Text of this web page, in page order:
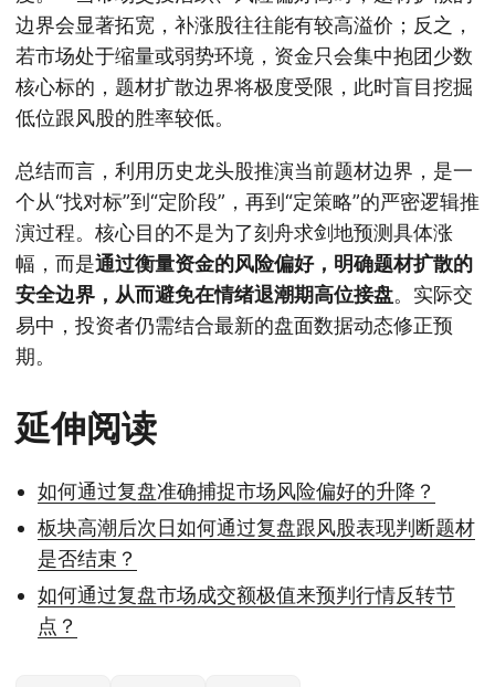
边界会显著拓宽，补涨股往往能有较高溢价；反之，
若市场处于缩量或弱势环境，资金只会集中抱团少数
核心标的，题材扩散边界将极度受限，此时盲目挖掘
低位跟风股的胜率较低。
总结而言，利用历史龙头股推演当前题材边界，是一
个从“找对标”到“定阶段”，再到“定策略”的严密逻辑推
演过程。核心目的不是为了刻舟求剑地预测具体涨
幅，而是通过衡量资金的风险偏好，明确题材扩散的
安全边界，从而避免在情绪退潮期高位接盘。实际交
易中，投资者仍需结合最新的盘面数据动态修正预
期。
延伸阅读
如何通过复盘准确捕捉市场风险偏好的升降？
板块高潮后次日如何通过复盘跟风股表现判断题材
是否结束？
如何通过复盘市场成交额极值来预判行情反转节
点？